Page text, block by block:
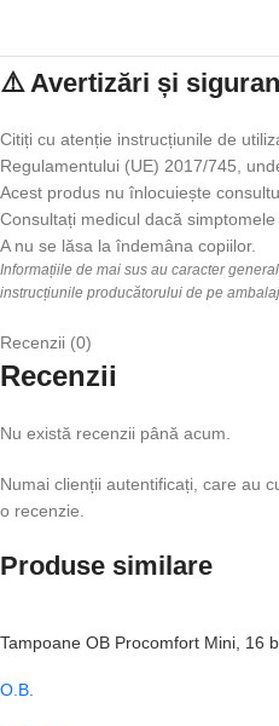
⚠️ Avertizări și
Citiți cu atenție instrucțiunile de
Regulamentului (UE) 2017/745,
Acest produs nu înlocuiește
Consultați medicul dacă
A nu se lăsa la îndemâna copiilor.
Informațiile de mai sus au caracter
instrucțiunile producătorului de pe
Recenzii (0)
Recenzii
Nu există recenzii până acum.
Numai clienții autentificați, care au
o recenzie.
Produse similare
Tampoane OB Procomfort Mini, 16
O.B.